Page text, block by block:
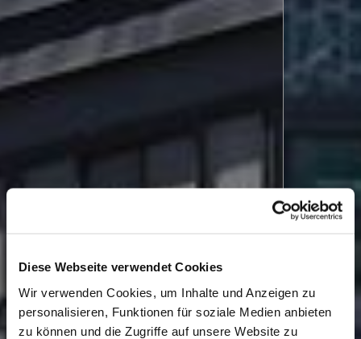
Diese Webseite verwendet Cookies
Wir verwenden Cookies, um Inhalte und Anzeigen zu
personalisieren, Funktionen für soziale Medien anbieten
zu können und die Zugriffe auf unsere Website zu